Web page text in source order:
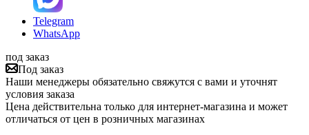
Telegram
WhatsApp
под заказ
Под заказ
Наши менеджеры обязательно свяжутся с вами и уточнят
условия заказа
Цена действительна только для интернет-магазина и может
отличаться от цен в розничных магазинах